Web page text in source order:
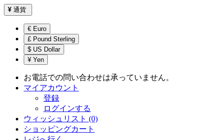
¥ 通貨
€ Euro
£ Pound Sterling
$ US Dollar
¥ Yen
お電話での問い合わせは承っていません。
マイアカウント
登録
ログインする
ウィッシュリスト (0)
ショッピングカート